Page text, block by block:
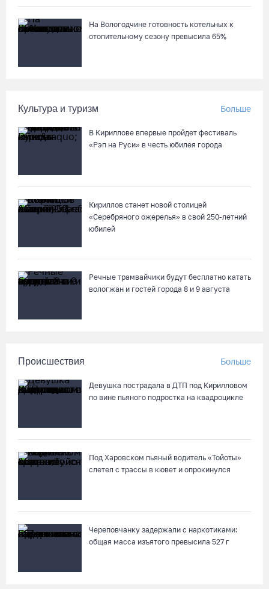
На Вологодчине готовность котельных к
отопительному сезону превысила 65%
Культура и туризм Больше
В Кириллове впервые пройдет фестиваль
«Рэп на Руси» в честь юбилея города
Кириллов станет новой столицей
«Серебряного ожерелья» в свой 250-летний
юбилей
Речные трамвайчики будут бесплатно катать
вологжан и гостей города 8 и 9 августа
Происшествия Больше
Девушка пострадала в ДТП под Кирилловом
по вине пьяного подростка на квадроцикле
Под Харовском пьяный водитель «Тойоты»
слетел с трассы в кювет и опрокинулся
Череповчанку задержали с наркотиками:
общая масса изъятого превысила 527 г